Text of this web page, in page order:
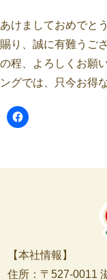
あけましておめでと
賜り、誠に有難うご
の程、よろしくお願
ングでは、只今お得
【本社情報】
住所：〒527-0011